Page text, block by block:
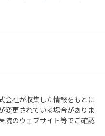
会社が収集した情報をもとに
変更されている場合がありま
院のウェブサイト等でご確認